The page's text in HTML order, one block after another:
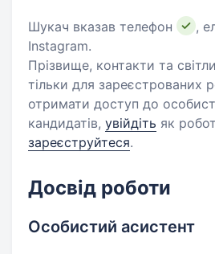
Шукач вказав телефон
,
Instagram.
Прізвище, контакти та
тільки для зареєстрованих
отримати доступ до
кандидатів, увійдіть як
зареєструйтеся.
Досвід роботи
Особистий асистент